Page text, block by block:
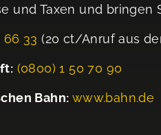
und Taxen und
66 33 (20 ct/Anruf aus
(0800) 1 50 70 90
Bahn: www.bahn.de